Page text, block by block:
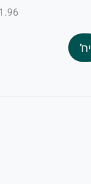
₪11.96
יח'